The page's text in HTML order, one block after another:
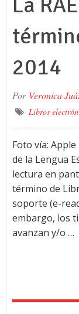
2014
Por Veronica
Libros
Foto vía: Apple
de la Lengua
lectura en
término de
soporte (e-
embargo, los
avanzan y/o …